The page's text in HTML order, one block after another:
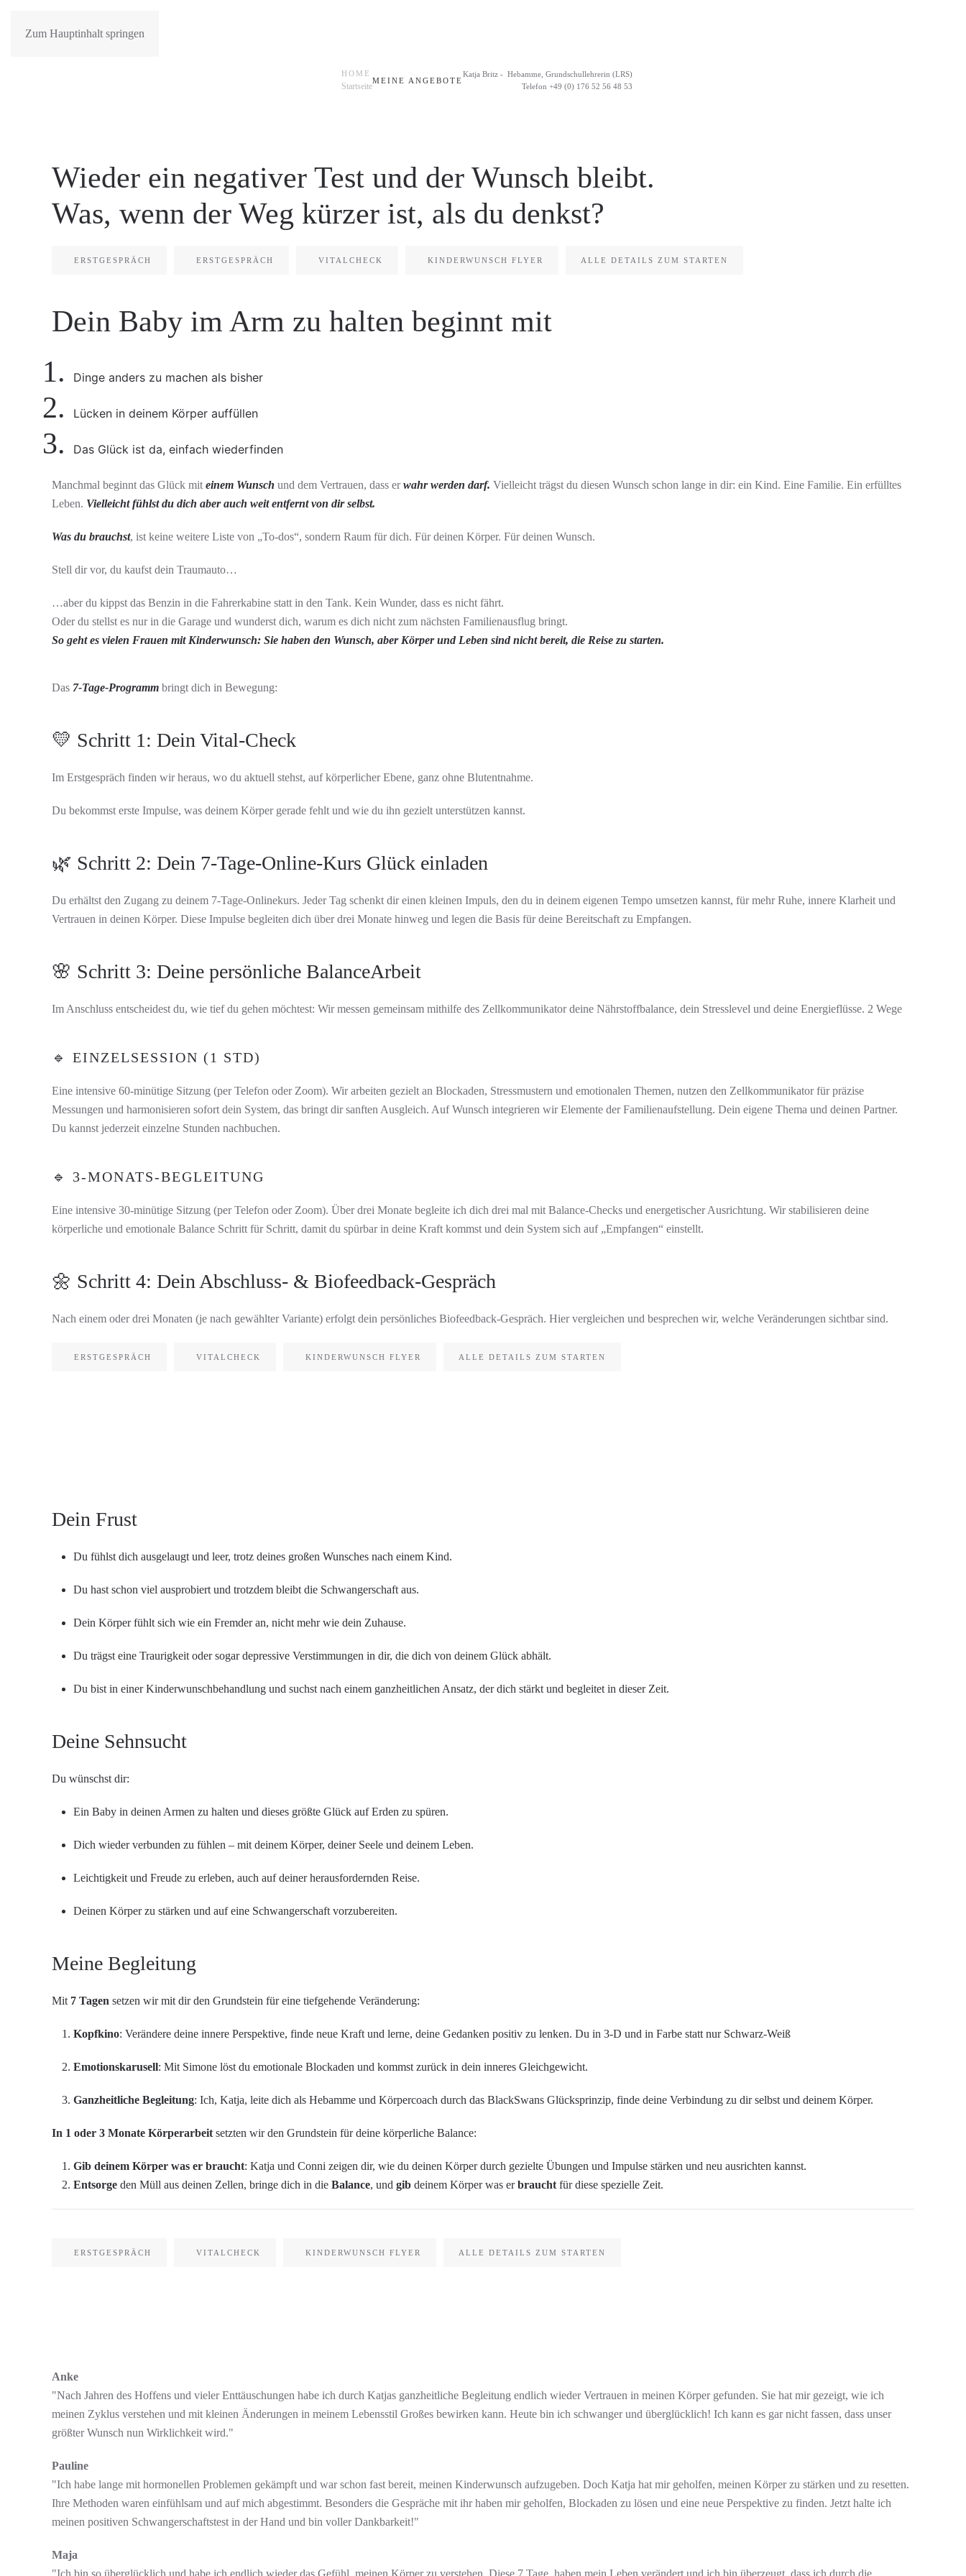
Zum Hauptinhalt springen
HOME
Startseite
MEINE ANGEBOTE
Katja Britz - Hebamme, Grundschullehrerin (LRS)
Telefon +49 (0) 176 52 56 48 53
Wieder ein negativer Test und der Wunsch bleibt.
Was, wenn der Weg kürzer ist, als du denkst?
ERSTGESPRÄCH ERSTGESPRÄCH VITALCHECK KINDERWUNSCH FLYER ALLE DETAILS ZUM STARTEN
Dein Baby im Arm zu halten beginnt mit
Dinge anders zu machen als bisher
Lücken in deinem Körper auffüllen
Das Glück ist da, einfach wiederfinden
Manchmal beginnt das Glück mit einem Wunsch und dem Vertrauen, dass erwahr werden darf. Vielleicht trägst du diesen Wunsch schon lange in dir: ein Kind. Eine Familie. Ein erfülltes
Leben. Vielleicht fühlst du dich aber auch weit entfernt von dir selbst.
Was du brauchst, ist keine weitere Liste von „To-dos“, sondern Raum für dich. Für deinen Körper. Für deinen Wunsch.
Stell dir vor, du kaufst dein Traumauto…
…aber du kippst das Benzin in die Fahrerkabine statt in den Tank. Kein Wunder, dass es nicht fährt.
Oder du stellst es nur in die Garage und wunderst dich, warum es dich nicht zum nächsten Familienausflug bringt.
So geht es vielen Frauen mit Kinderwunsch: Sie haben den Wunsch, aber Körper und Leben sind nicht bereit, die Reise zu starten.
Das 7-Tage-Programm bringt dich in Bewegung:
💛 Schritt 1: Dein Vital-Check
Im Erstgespräch finden wir heraus, wo du aktuell stehst, auf körperlicher Ebene, ganz ohne Blutentnahme.
Du bekommst erste Impulse, was deinem Körper gerade fehlt und wie du ihn gezielt unterstützen kannst.
🌿 Schritt 2: Dein 7-Tage-Online-Kurs Glück einladen
Du erhältst den Zugang zu deinem 7-Tage-Onlinekurs. Jeder Tag schenkt dir einen kleinen Impuls, den du in deinem eigenen Tempo umsetzen kannst, für mehr Ruhe, innere Klarheit und
Vertrauen in deinen Körper. Diese Impulse begleiten dich über drei Monate hinweg und legen die Basis für deine Bereitschaft zu Empfangen.
🌸 Schritt 3: Deine persönliche BalanceArbeit
Im Anschluss entscheidest du, wie tief du gehen möchtest: Wir messen gemeinsam mithilfe des Zellkommunikator deine Nährstoffbalance, dein Stresslevel und deine Energieflüsse. 2 Wege
🔹 EINZELSESSION (1 STD)
Eine intensive 60-minütige Sitzung (per Telefon oder Zoom). Wir arbeiten gezielt an Blockaden, Stressmustern und emotionalen Themen, nutzen den Zellkommunikator für präzise
Messungen und harmonisieren sofort dein System, das bringt dir sanften Ausgleich. Auf Wunsch integrieren wir Elemente der Familienaufstellung. Dein eigene Thema und deinen Partner.
Du kannst jederzeit einzelne Stunden nachbuchen.
🔹 3-MONATS-BEGLEITUNG
Eine intensive 30-minütige Sitzung (per Telefon oder Zoom). Über drei Monate begleite ich dich drei mal mit Balance-Checks und energetischer Ausrichtung. Wir stabilisieren deine
körperliche und emotionale Balance Schritt für Schritt, damit du spürbar in deine Kraft kommst und dein System sich auf „Empfangen“ einstellt.
🌼 Schritt 4: Dein Abschluss- & Biofeedback-Gespräch
Nach einem oder drei Monaten (je nach gewählter Variante) erfolgt dein persönliches Biofeedback-Gespräch. Hier vergleichen und besprechen wir, welche Veränderungen sichtbar sind.
ERSTGESPRÄCH VITALCHECK KINDERWUNSCH FLYER ALLE DETAILS ZUM STARTEN
Dein Frust
Du fühlst dich ausgelaugt und leer, trotz deines großen Wunsches nach einem Kind.
Du hast schon viel ausprobiert und trotzdem bleibt die Schwangerschaft aus.
Dein Körper fühlt sich wie ein Fremder an, nicht mehr wie dein Zuhause.
Du trägst eine Traurigkeit oder sogar depressive Verstimmungen in dir, die dich von deinem Glück abhält.
Du bist in einer Kinderwunschbehandlung und suchst nach einem ganzheitlichen Ansatz, der dich stärkt und begleitet in dieser Zeit.
Deine Sehnsucht
Du wünschst dir:
Ein Baby in deinen Armen zu halten und dieses größte Glück auf Erden zu spüren.
Dich wieder verbunden zu fühlen – mit deinem Körper, deiner Seele und deinem Leben.
Leichtigkeit und Freude zu erleben, auch auf deiner herausfordernden Reise.
Deinen Körper zu stärken und auf eine Schwangerschaft vorzubereiten.
Meine Begleitung
Mit 7 Tagen setzen wir mit dir den Grundstein für eine tiefgehende Veränderung:
Kopfkino: Verändere deine innere Perspektive, finde neue Kraft und lerne, deine Gedanken positiv zu lenken. Du in 3-D und in Farbe statt nur Schwarz-Weiß
Emotionskarusell: Mit Simone löst du emotionale Blockaden und kommst zurück in dein inneres Gleichgewicht.
Ganzheitliche Begleitung: Ich, Katja, leite dich als Hebamme und Körpercoach durch das BlackSwans Glücksprinzip, finde deine Verbindung zu dir selbst und deinem Körper.
In 1 oder 3 Monate Körperarbeit setzten wir den Grundstein für deine körperliche Balance:
Gib deinem Körper was er braucht: Katja und Conni zeigen dir, wie du deinen Körper durch gezielte Übungen und Impulse stärken und neu ausrichten kannst.
Entsorge den Müll aus deinen Zellen, bringe dich in die Balance, und gib deinem Körper was erbraucht für diese spezielle Zeit.
ERSTGESPRÄCH VITALCHECK KINDERWUNSCH FLYER ALLE DETAILS ZUM STARTEN
Anke
"Nach Jahren des Hoffens und vieler Enttäuschungen habe ich durch Katjas ganzheitliche Begleitung endlich wieder Vertrauen in meinen Körper gefunden. Sie hat mir gezeigt, wie ich
meinen Zyklus verstehen und mit kleinen Änderungen in meinem Lebensstil Großes bewirken kann. Heute bin ich schwanger und überglücklich! Ich kann es gar nicht fassen, dass unser
größter Wunsch nun Wirklichkeit wird."
Pauline
"Ich habe lange mit hormonellen Problemen gekämpft und war schon fast bereit, meinen Kinderwunsch aufzugeben. Doch Katja hat mir geholfen, meinen Körper zu stärken und zu resetten.
Ihre Methoden waren einfühlsam und auf mich abgestimmt. Besonders die Gespräche mit ihr haben mir geholfen, Blockaden zu lösen und eine neue Perspektive zu finden. Jetzt halte ich
meinen positiven Schwangerschaftstest in der Hand und bin voller Dankbarkeit!"
Maja
"Ich bin so überglücklich und habe ich endlich wieder das Gefühl, meinen Körper zu verstehen. Diese 7 Tage haben mein Leben verändert und ich bin überzeugt, dass ich durch die